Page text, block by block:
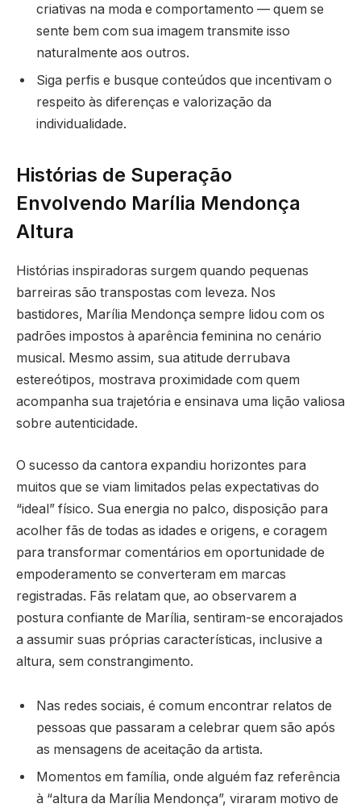
criativas na moda e comportamento — quem se
sente bem com sua imagem transmite isso
naturalmente aos outros.
Siga perfis e busque conteúdos que incentivam o
respeito às diferenças e valorização da
individualidade.
Histórias de Superação
Envolvendo Marília Mendonça
Altura
Histórias inspiradoras surgem quando pequenas
barreiras são transpostas com leveza. Nos
bastidores, Marília Mendonça sempre lidou com os
padrões impostos à aparência feminina no cenário
musical. Mesmo assim, sua atitude derrubava
estereótipos, mostrava proximidade com quem
acompanha sua trajetória e ensinava uma lição valiosa
sobre autenticidade.
O sucesso da cantora expandiu horizontes para
muitos que se viam limitados pelas expectativas do
“ideal” físico. Sua energia no palco, disposição para
acolher fãs de todas as idades e origens, e coragem
para transformar comentários em oportunidade de
empoderamento se converteram em marcas
registradas. Fãs relatam que, ao observarem a
postura confiante de Marília, sentiram-se encorajados
a assumir suas próprias características, inclusive a
altura, sem constrangimento.
Nas redes sociais, é comum encontrar relatos de
pessoas que passaram a celebrar quem são após
as mensagens de aceitação da artista.
Momentos em família, onde alguém faz referência
à “altura da Marília Mendonça”, viraram motivo de